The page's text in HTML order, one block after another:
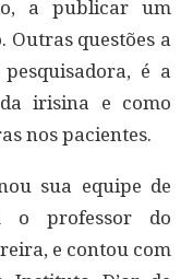
a publicar um
Outras questões a
é a
irisina e como
nos pacientes.
sua equipe de
o professor do
e contou com